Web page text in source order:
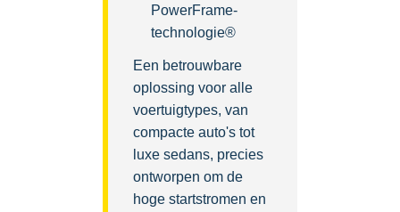
PowerFrame-
technologie®
Een betrouwbare
oplossing voor alle
voertuigtypes, van
compacte auto's tot
luxe sedans, precies
ontworpen om de
hoge startstromen en